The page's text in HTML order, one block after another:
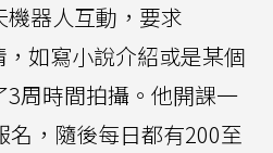
器人互動，要求
如寫小說介紹或是某個
周時間拍攝。他開課一
名，隨後每日都有200至